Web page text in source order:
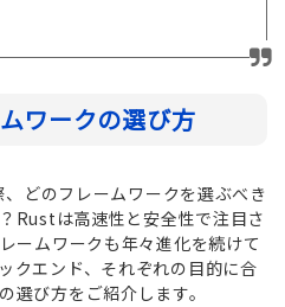
ワークの選び方
どのフレームワークを選ぶべき
Rustは高速性と安全性で注目さ
ームワークも年々進化を続けて
クエンド、それぞれの目的に合
選び方をご紹介します。